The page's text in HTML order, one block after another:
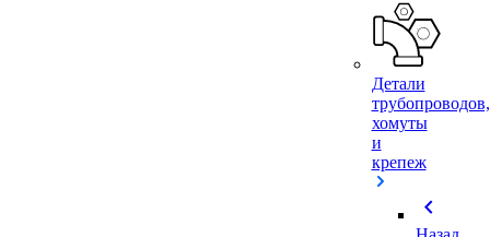
Детали
трубопроводов,
хомуты
и
крепеж
chevron_left